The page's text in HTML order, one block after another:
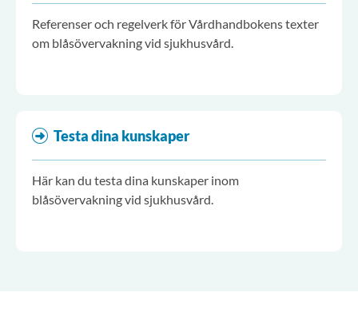
Referenser och regelverk för Vårdhandbokens texter
om blåsövervakning vid sjukhusvård.
Testa dina kunskaper
Här kan du testa dina kunskaper inom
blåsövervakning vid sjukhusvård.